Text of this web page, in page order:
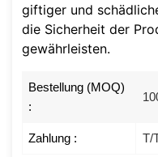
giftiger und
die Sicherheit der
gewährleisten.
Bestellung (MOQ)
:
Zahlung : T/